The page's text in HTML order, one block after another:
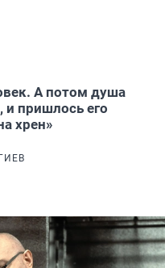
А потом душа
пришлось его
хрен»